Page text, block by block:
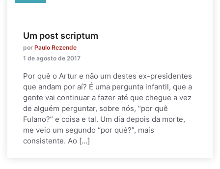
Um post scriptum
por Paulo Rezende
1 de agosto de 2017
Por quê o Artur e não um destes ex-presidentes
que andam por aí? É uma pergunta infantil, que a
gente vai continuar a fazer até que chegue a vez
de alguém perguntar, sobre nós, “por quê
Fulano?” e coisa e tal. Um dia depois da morte,
me veio um segundo “por quê?”, mais
consistente. Ao […]